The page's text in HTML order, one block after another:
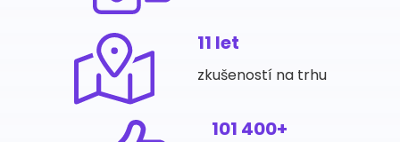
11 let
zkušeností na trhu
101 400+